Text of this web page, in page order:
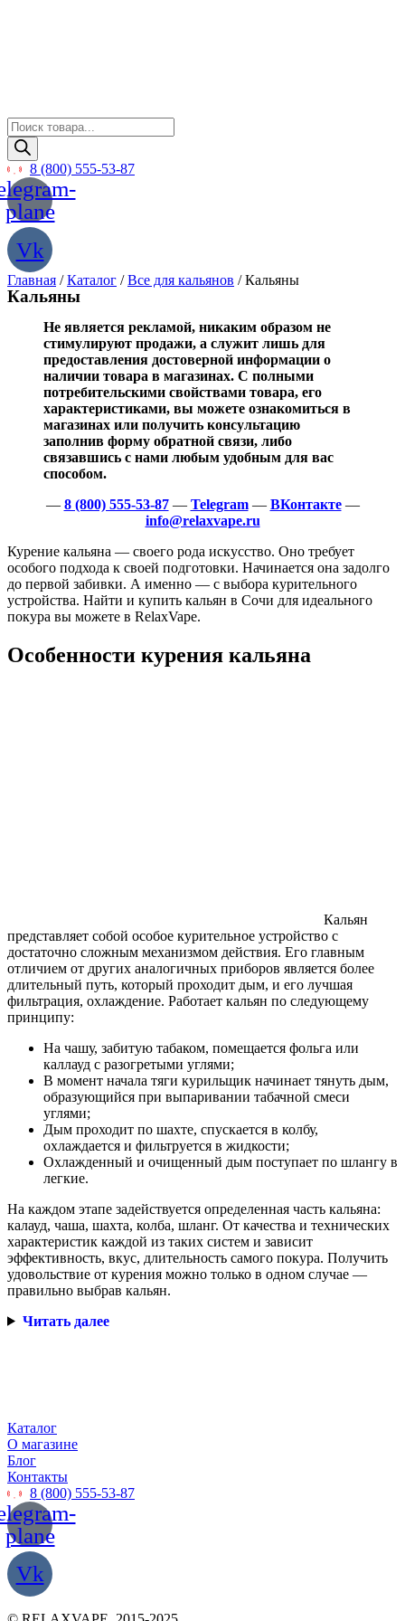
Поиск
товаров
8 (800) 555-53-87
plane
Vk
Главная /Каталог /Все для кальянов / Кальяны
Кальяны
Не является рекламой, никаким образом не
стимулируют продажи, а служит лишь для
предоставления достоверной информации о
наличии товара в магазинах. С полными
потребительскими свойствами товара, его
характеристиками, вы можете ознакомиться в
магазинах или получить консультацию
заполнив форму обратной связи, либо
связавшись с нами любым удобным для вас
способом.
— 8 (800) 555-53-87— Telegram— ВКонтакте —
info@relaxvape.ru
Курение кальяна — своего рода искусство. Оно требует
особого подхода к своей подготовки. Начинается она задолго
до первой забивки. А именно — с выбора курительного
устройства. Найти и купить кальян в Сочи для идеального
покура вы можете в RelaxVape.
Особенности курения кальяна
Кальян
представляет собой особое курительное устройство с
достаточно сложным механизмом действия. Его главным
отличием от других аналогичных приборов является более
длительный путь, который проходит дым, и его лучшая
фильтрация, охлаждение. Работает кальян по следующему
принципу:
На чашу, забитую табаком, помещается фольга или
каллауд с разогретыми углями;
В момент начала тяги курильщик начинает тянуть дым,
образующийся при выпаривании табачной смеси
углями;
Дым проходит по шахте, спускается в колбу,
охлаждается и фильтруется в жидкости;
Охлажденный и очищенный дым поступает по шлангу в
легкие.
На каждом этапе задействуется определенная часть кальяна:
калауд, чаша, шахта, колба, шланг. От качества и технических
характеристик каждой из таких систем и зависит
эффективность, вкус, длительность самого покура. Получить
удовольствие от курения можно только в одном случае —
правильно выбрав кальян.
Читать далее
Каталог
О магазине
Блог
Контакты
8 (800) 555-53-87
plane
Vk